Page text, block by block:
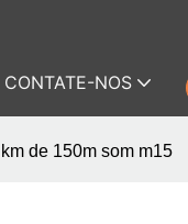
CONTATE-NOS
de 150m som m15